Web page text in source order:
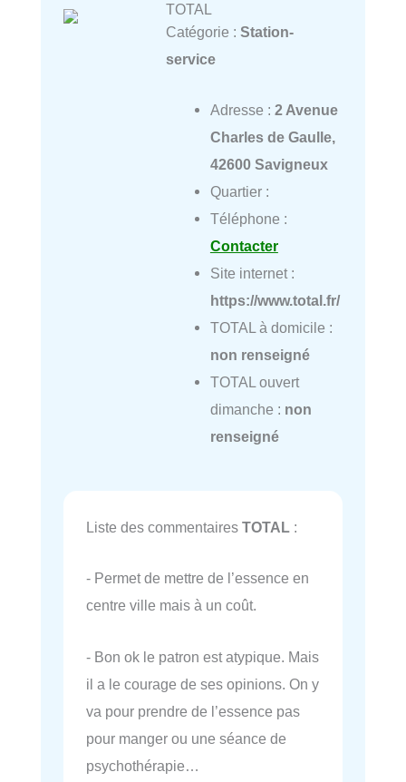
TOTAL
Catégorie : Station-
service
Adresse : 2 Avenue
Charles de Gaulle,
42600 Savigneux
Quartier :
Téléphone :
Contacter
Site internet :
https://www.total.fr/
TOTAL à domicile :
non renseigné
TOTAL ouvert
dimanche : non
renseigné
Liste des commentaires TOTAL :
- Permet de mettre de l’essence en
centre ville mais à un coût.
- Bon ok le patron est atypique. Mais
il a le courage de ses opinions. On y
va pour prendre de l’essence pas
pour manger ou une séance de
psychothérapie…